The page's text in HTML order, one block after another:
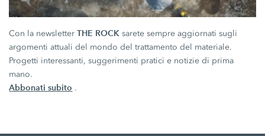
Con la newsletterTHE ROCK sarete sempre aggiornati sugli
argomenti attuali del mondo del trattamento del materiale.
Progetti interessanti, suggerimenti pratici e notizie di prima
mano.
Abbonati subito .